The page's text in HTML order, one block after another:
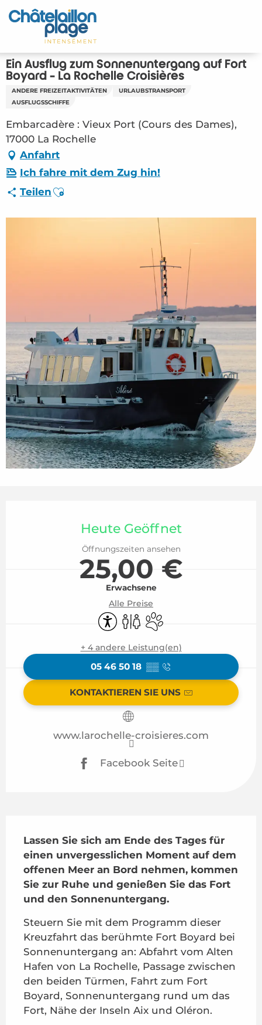
Aller
au
principal
Startseite - DE
Entdecken Sie
Aktivitäten
Treffpunkt
Ihr Aufenthalt - DE
Rochelle) #3261697
Ein Ausflug zum Sonnenuntergang auf Fort
Boyard - La Rochelle Croisières
ANDERE FREIZEITAKTIVITÄTEN
URLAUBSTRANSPORT
AUSFLUGSSCHIFFE
Embarcadère : Vieux Port (Cours des Dames),
17000 La Rochelle
Anfahrt
Ich fahre mit dem Zug hin!
Teilen Ajouter aux favoris
Heute Geöffnet
Öffnungszeiten ansehen
25,00 €
Erwachsene
Alle Preise
Zugänglichkeit
ToilettenTiere erlaubt
+ 4 andere Leistung(en)
05 46 50 18 ▒▒
KONTAKTIEREN SIE UNS
www.larochelle-croisieres.com
Facebook Seite
Lassen Sie sich am Ende des Tages für
einen unvergesslichen Moment auf dem
offenen Meer an Bord nehmen, kommen
Sie zur Ruhe und genießen Sie das Fort
und den Sonnenuntergang.
Steuern Sie mit dem Programm dieser
Kreuzfahrt das berühmte Fort Boyard bei
Sonnenuntergang an: Abfahrt vom Alten
Hafen von La Rochelle, Passage zwischen
den beiden Türmen, Fahrt zum Fort
Boyard, Sonnenuntergang rund um das
Fort, Nähe der Inseln Aix und Oléron.